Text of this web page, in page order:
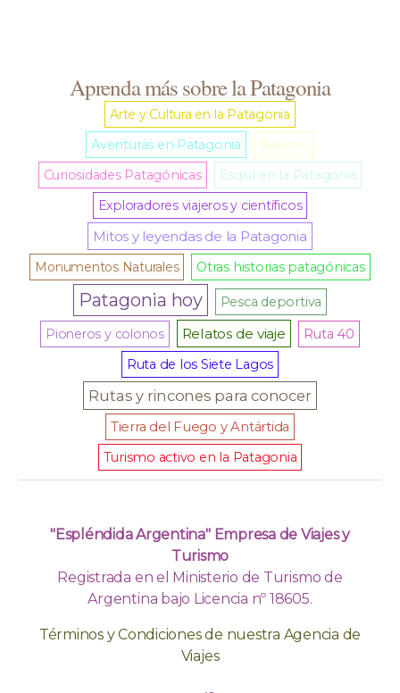
Aprenda más sobre la Patagonia
Arte y Cultura en la Patagonia
Aventuras en Patagonia
Ballenas
Curiosidades Patagónicas
Esquí en la Patagonia
Exploradores viajeros y científicos
Mitos y leyendas de la Patagonia
Monumentos Naturales Otras historias patagónicas
Patagonia hoy
Pesca deportiva
Pioneros y colonos
Relatos de viaje
Ruta 40
Ruta de los Siete Lagos
Rutas y rincones para conocer
Tierra del Fuego y Antártida
Turismo activo en la Patagonia
"Espléndida Argentina" Empresa de Viajes y
Turismo
Registrada en el Ministerio de Turismo de
Argentina bajo Licencia nº 18605.
Términos y Condiciones de nuestra Agencia de
Viajes